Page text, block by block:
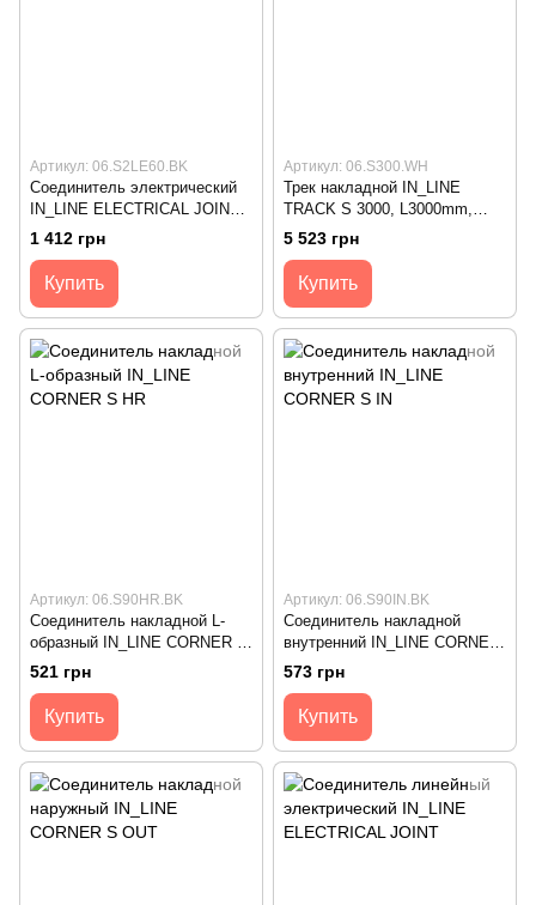
Артикул: 06.S2LE60.BK
Соединитель электрический
IN_LINE ELECTRICAL JOINT
FLEX, Black
1 412 грн
Купить
Артикул: 06.S300.WH
Трек накладной IN_LINE
TRACK S 3000, L3000mm,
W30mm, H54mm, , белый
(06.S300.WH)
5 523 грн
Купить
Артикул: 06.S90HR.BK
Соединитель накладной L-
образный IN_LINE CORNER S
HR, черный (06.S90HR.BK)
521 грн
Купить
Артикул: 06.S90IN.BK
Соединитель накладной
внутренний IN_LINE CORNER
S IN, черный (06.S90IN.BK)
573 грн
Купить